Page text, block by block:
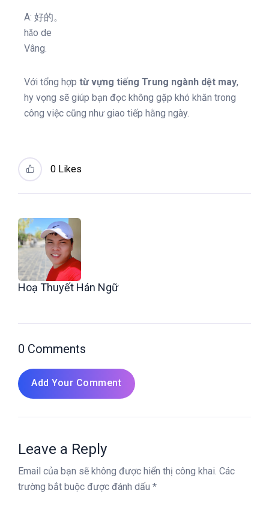
A: 好的。
hǎo de
Vâng.
Với tổng hợp từ vựng tiếng Trung ngành dệt may,
hy vọng sẽ giúp bạn đọc không gặp khó khăn trong
công việc cũng như giao tiếp hằng ngày.
0 Likes
Hoạ Thuyết Hán Ngữ
0 Comments
Add Your Comment
Leave a Reply
Email của bạn sẽ không được hiển thị công khai. Các
trường bắt buộc được đánh dấu *